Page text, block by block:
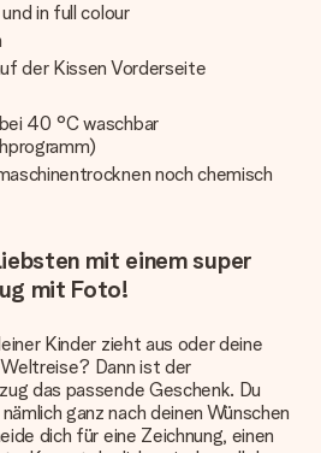
in full colour
der Kissen Vorderseite
40 °C waschbar
noch chemisch
mit einem super
mit Foto!
Kinder zieht aus oder deine
Dann ist der
das passende Geschenk. Du
ganz nach deinen Wünschen
dich für eine Zeichnung, einen